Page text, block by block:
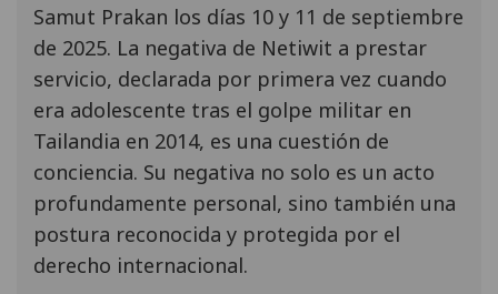
Samut Prakan los días 10 y 11 de septiembre
de 2025. La negativa de Netiwit a prestar
servicio, declarada por primera vez cuando
era adolescente tras el golpe militar en
Tailandia en 2014, es una cuestión de
conciencia. Su negativa no solo es un acto
profundamente personal, sino también una
postura reconocida y protegida por el
derecho internacional.